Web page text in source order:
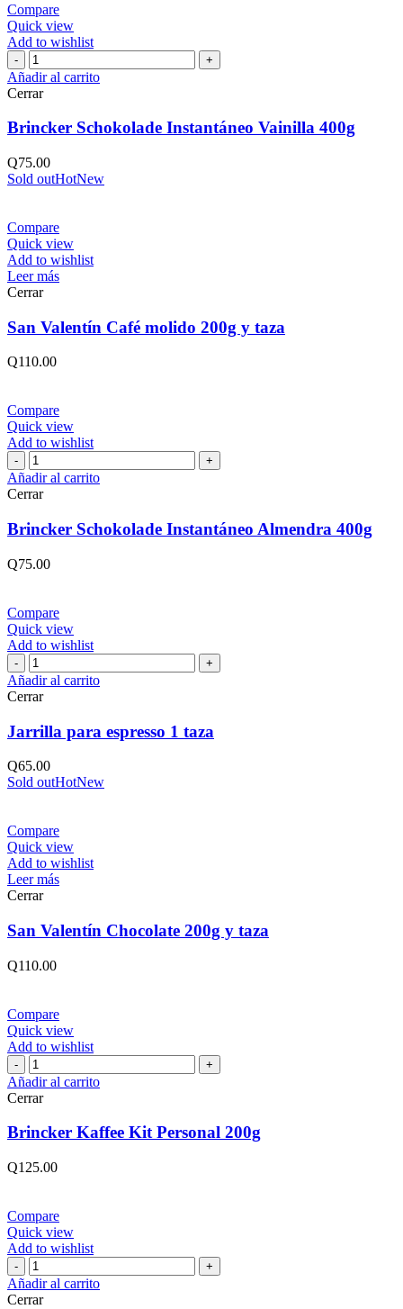
Compare
Quick view
Add to wishlist
Brincker
Schokolade
Instantáneo
400g
cantidad
Añadir al carrito
Cerrar
Brincker Schokolade Instantáneo Vainilla 400g
Q75.00
Sold outHotNew
Compare
Quick view
Add to wishlist
Leer más
Cerrar
San Valentín Café molido 200g y taza
Q110.00
Compare
Quick view
Add to wishlist
Brincker
Schokolade
Instantáneo
400g
cantidad
Añadir al carrito
Cerrar
Brincker Schokolade Instantáneo Almendra 400g
Q75.00
Compare
Quick view
Add to wishlist
Jarrilla
para
espresso
taza
cantidad
Añadir al carrito
Cerrar
Jarrilla para espresso 1 taza
Q65.00
Sold outHotNew
Compare
Quick view
Add to wishlist
Leer más
Cerrar
San Valentín Chocolate 200g y taza
Q110.00
Compare
Quick view
Add to wishlist
Brincker
Kaffee
Kit
200g
cantidad
Añadir al carrito
Cerrar
Brincker Kaffee Kit Personal 200g
Q125.00
Compare
Quick view
Add to wishlist
Brincker
Schokolade
Instantáneo
Añadir al carrito
Cerrar